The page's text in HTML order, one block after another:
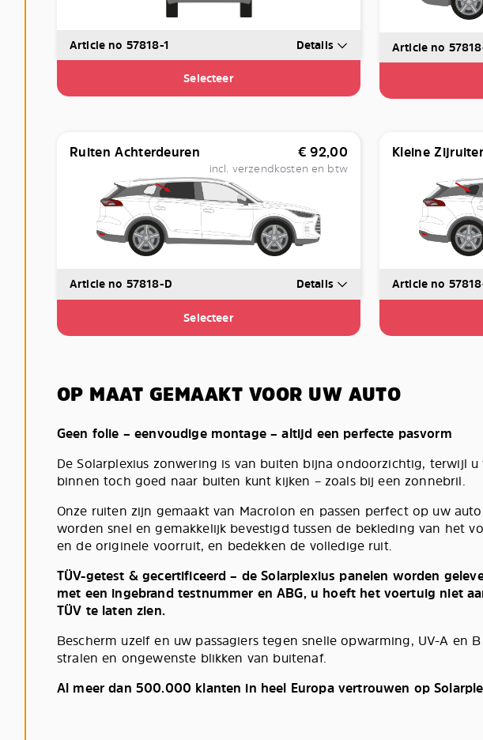
Article no 57818-1 Details
Selecteer
Article no
Ruiten Achterdeuren € 92,00
incl. verzendkosten en btw
Article no 57818-D Details
Selecteer
Kleine
Article no
OP MAAT GEMAAKT VOOR UW AUTO
Geen folie – eenvoudige montage – altijd een perfecte pasvorm
De Solarplexius zonwering is van buiten bijna ondoorzichtig, terwijl u
binnen toch goed naar buiten kunt kijken – zoals bij een zonnebril.
Onze ruiten zijn gemaakt van Macrolon en passen perfect op uw
worden snel en gemakkelijk bevestigd tussen de bekleding van het
en de originele voorruit, en bedekken de volledige ruit.
TÜV-getest & gecertificeerd – de Solarplexius panelen worden
met een ingebrand testnummer en ABG, u hoeft het voertuig niet
TÜV te laten zien.
Bescherm uzelf en uw passagiers tegen snelle opwarming, UV-A en B
stralen en ongewenste blikken van buitenaf.
Al meer dan 500.000 klanten in heel Europa vertrouwen op